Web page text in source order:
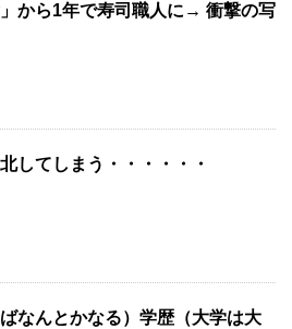
から1年で寿司職人に→ 衝撃の写
してしまう・・・・・・
なんとかなる）学歴（大学は大